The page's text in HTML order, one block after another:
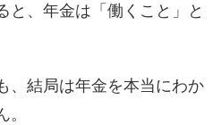
と、年金は「働くこと」と
、結局は年金を本当にわか